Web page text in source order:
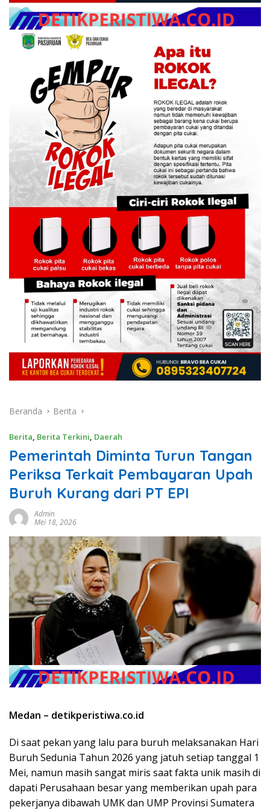
Beranda Berita
Berita, Berita Terkini, Daerah
Pemerintah Diminta Turun Tangan
Periksa Terkait Pembayaran Upah
Buruh Kurang dari PT EPI
Admin
Mei 18, 2026
Medan – detikperistiwa.co.id
Di saat pekan yang lalu para buruh melaksanakan Hari
Buruh Sedunia Tahun 2026 yang jatuh setiap tanggal 1
Mei, namun masih sangat miris saat fakta unik masih di
dapati Perusahaan besar yang memberikan upah para
pekerjanya dibawah UMK dan UMP Provinsi Sumatera